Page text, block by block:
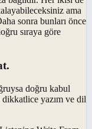
ama
sonra bunları önce
sıraya göre
doğru kabul
yazım ve dil